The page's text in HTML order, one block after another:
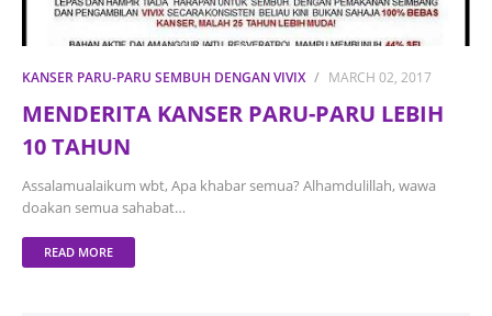
KANSER PARU-PARU SEMBUH DENGAN VIVIX MARCH 02, 2017
MENDERITA KANSER PARU-PARU LEBIH
10 TAHUN
Assalamualaikum wbt, Apa khabar semua? Alhamdulillah, wawa
doakan semua sahabat…
READ MORE